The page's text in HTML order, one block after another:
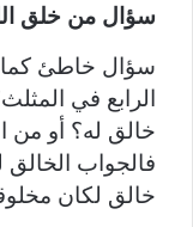
سؤال من خلق
سؤال خاطئ كما
الرابع في
خالق له؟ أو من
فالجواب الخالق
خالق لكان